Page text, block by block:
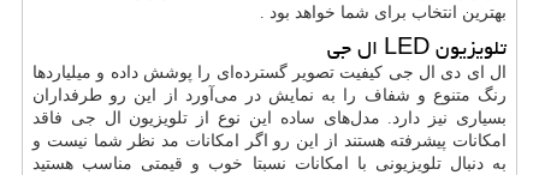
بهترین انتخاب برای شما خواهد بود
تلویزیونLED ال جی
ال ای دی ال جی کیفیت تصویر گسترده‌ای را پوشش داده و میلیاردها
رنگ متنوع و شفاف را به نمایش در می‌آورد از این رو طرفداران
بسیاری نیز دارد. مدل‌های ساده این نوع از تلویزیون ال جی فاقد
امکانات پیشرفته هستند از این رو اگر امکانات مد نظر شما نیست و
به دنبال تلویزیونی با امکانات نسبتا خوب و قیمتی مناسب هستید